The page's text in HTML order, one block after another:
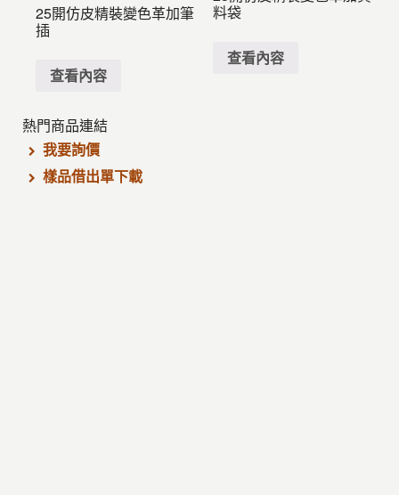
25開仿皮精裝變色革加筆
插
查看內容
料袋
查看內容
熱門商品連結
我要詢價
樣品借出單下載